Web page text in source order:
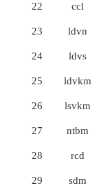
22 ccl
23 ldvn
24 ldvs
25 ldvkm
26 lsvkm
27 ntbm
28 rcd
29 sdm